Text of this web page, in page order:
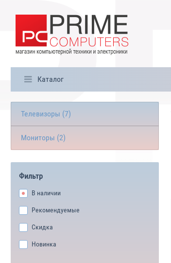
Каталог
Телевизоры (7)
Мониторы (2)
Фильтр
В наличии
Рекомендуемые
Скидка
Новинка